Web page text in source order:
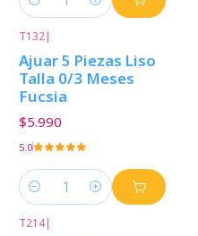
Cantidad
T132|
Ajuar 5 Piezas Liso
Talla 0/3 Meses
Fucsia
$5.990
5.0
Cantidad
T214|